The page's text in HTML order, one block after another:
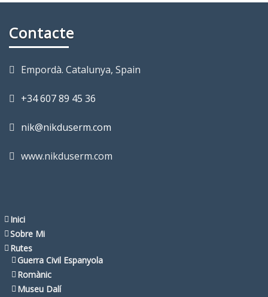
Contacte
Empordà. Catalunya, Spain
+34 607 89 45 36
nik@nikduserm.com
www.nikduserm.com
Inici
Sobre Mi
Rutes
Guerra Civil Espanyola
Romànic
Museu Dalí